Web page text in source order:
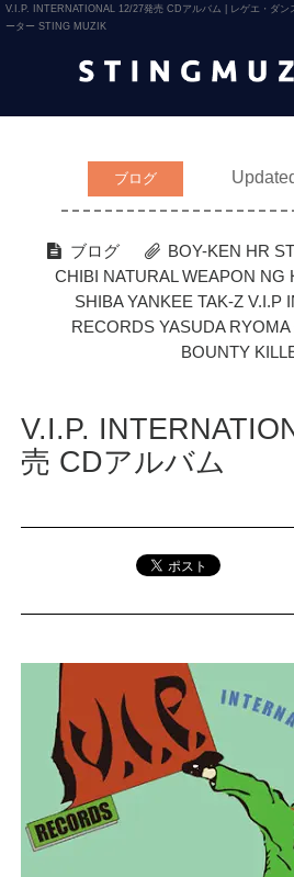
V.I.P. INTERNATIONAL 12/27発売 CDアルバム | レゲエ・ダン
ーター STING MUZIK
ブログ
ブログ BOY-KEN HR
CHIBI NATURAL WEAPON NG
SHIBA YANKEE TAK-Z V.I.P
RECORDS YASUDA RYOMA
BOUNTY
V.I.P.
売 CDアルバム